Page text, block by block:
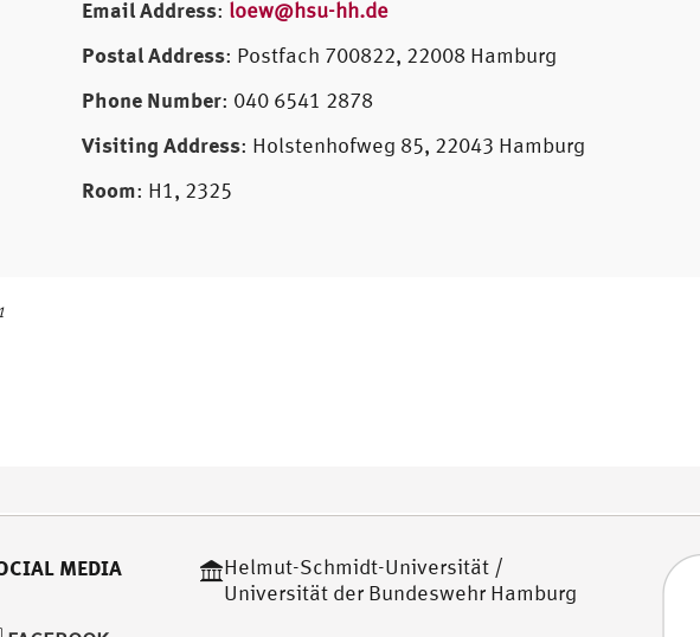
Email Address: loew@hsu-hh.de
Postal Address: Postfach 700822, 22008 Hamburg
Phone Number: 040 6541 2878
Visiting Address: Holstenhofweg 85, 22043 Hamburg
Room: H1, 2325
MEDIA
Helmut-Schmidt-Universität /
Universität der Bundeswehr Hamburg